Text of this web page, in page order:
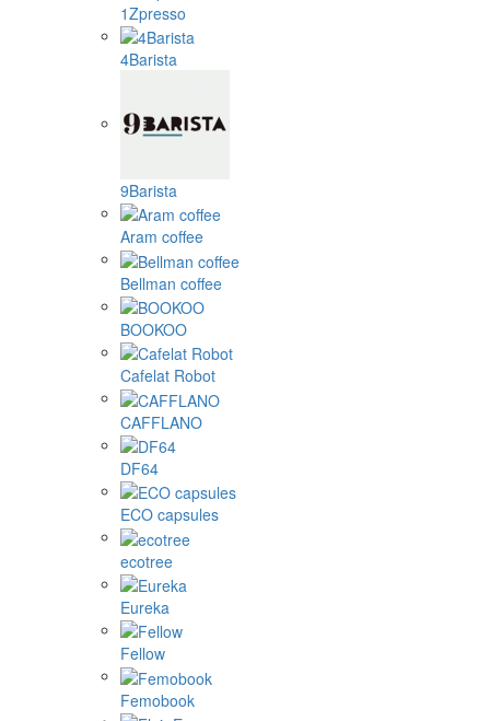
1Zpresso
4Barista
9Barista
Aram coffee
Bellman coffee
BOOKOO
Cafelat Robot
CAFFLANO
DF64
ECO capsules
ecotree
Eureka
Fellow
Femobook